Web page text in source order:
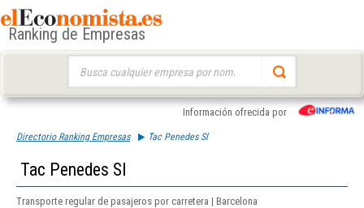
Ranking de Empresas
Información ofrecida por
Directorio Ranking Empresas Tac Penedes Sl
Tac Penedes Sl
Transporte regular de pasajeros por carretera | Barcelona